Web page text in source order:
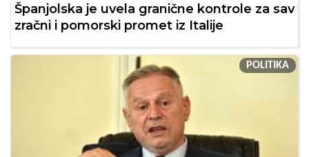
Španjolska je uvela granične kontrole za sav
zračni i pomorski promet iz Italije
POLITIKA